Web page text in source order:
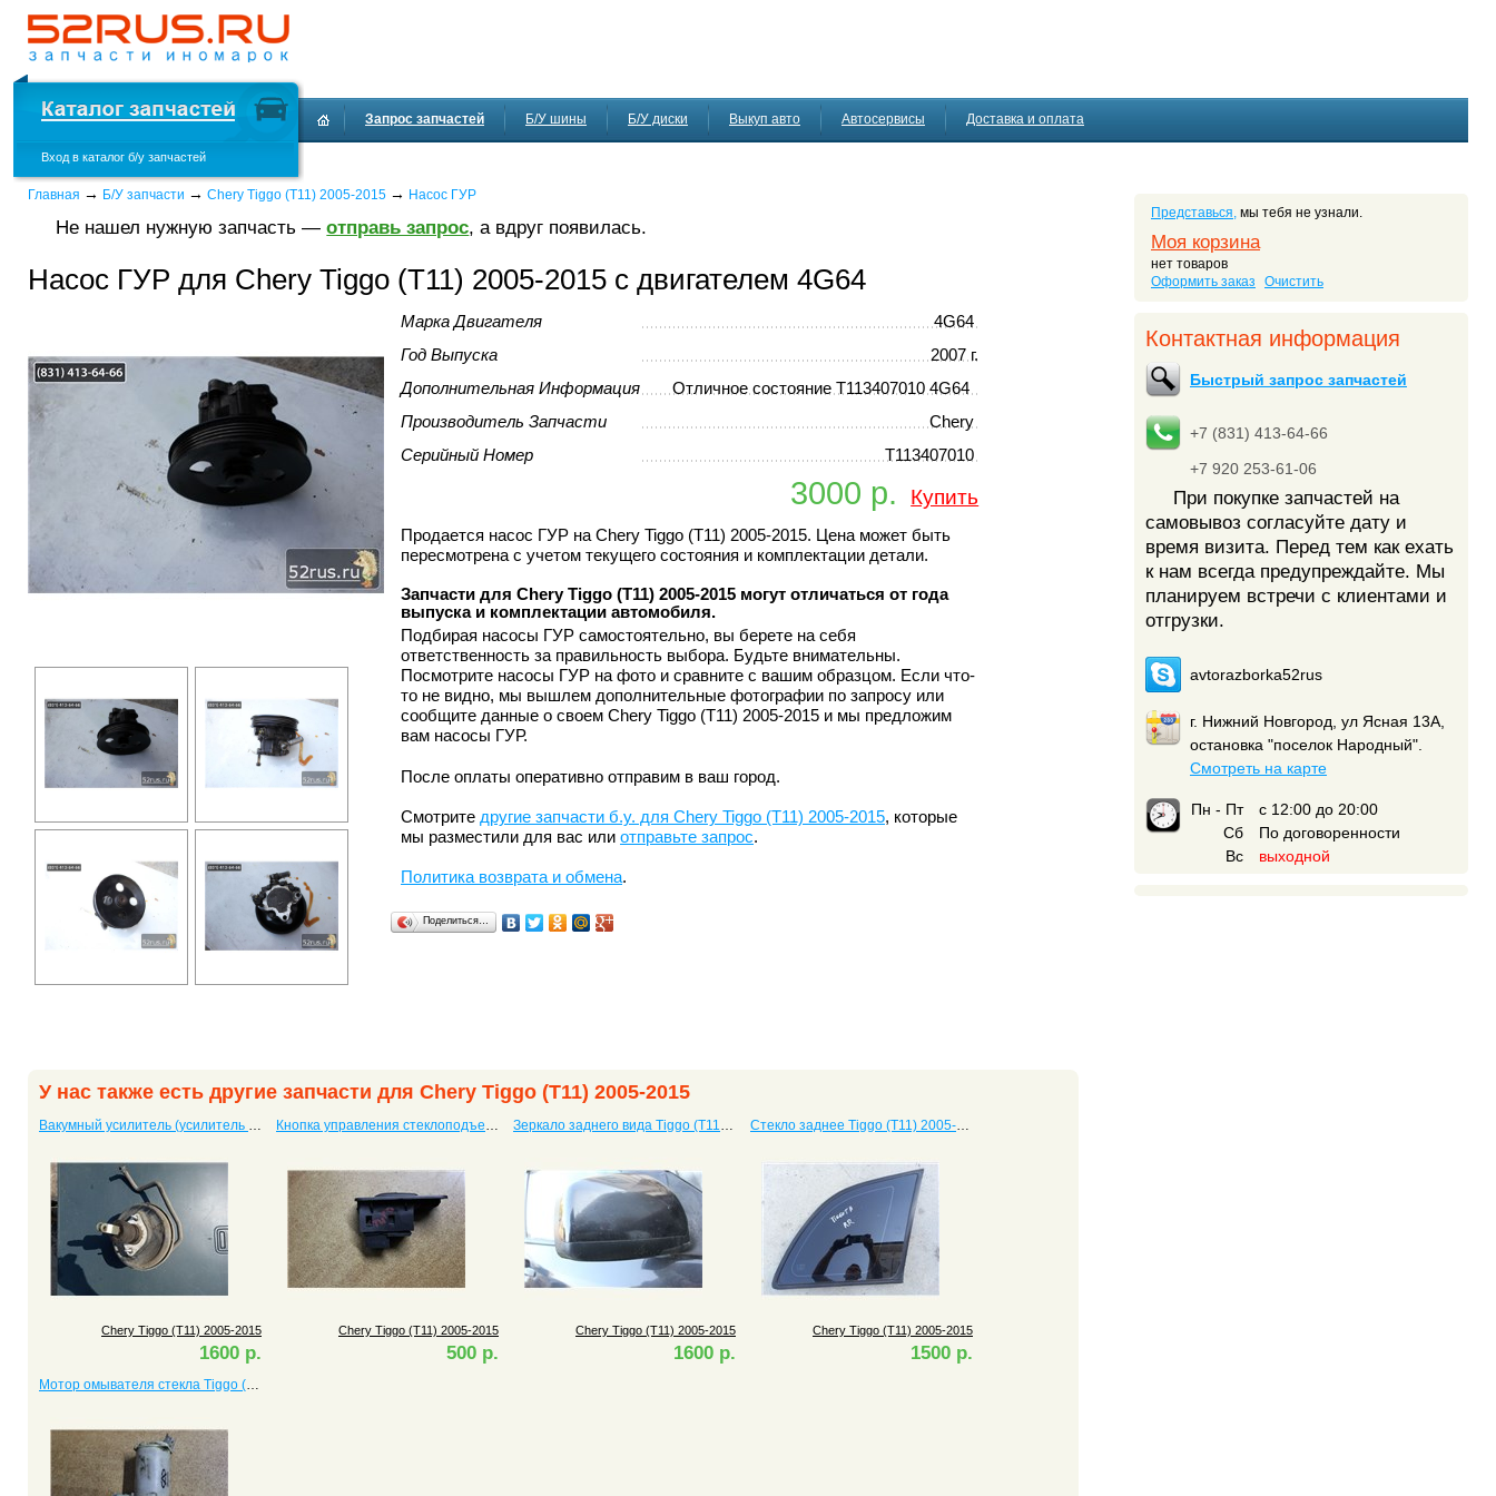
Вход в каталог б/у запчастей
Запрос запчастей Б/У шины Б/У диски Выкуп авто Автосервисы Доставка и оплата
Представься, мы тебя не узнали.
Моя корзина
нет товаров
Оформить заказ
Очистить
Контактная информация
Быстрый запрос запчастей
+7 (831) 413-64-66
+7 920 253-61-06
При покупке запчастей на
самовывоз согласуйте дату и
время визита. Перед тем как ехать
к нам всегда предупреждайте. Мы
планируем встречи с клиентами и
отгрузки.
avtorazborka52rus
г. Нижний Новгород, ул Ясная 13А,
остановка "поселок Народный".
Смотреть на карте
Пн - Пт
с 12:00 до 20:00
Сб
По договоренности
Вс
выходной
Главная → Б/У запчасти → Chery Tiggo (T11) 2005-2015 → Насос ГУР
Не нашел нужную запчасть —отправь запрос, а вдруг появилась.
Насос ГУР для Chery Tiggo (T11) 2005-2015 с двигателем 4G64
Марка Двигателя
4G64
Год Выпуска
2007 г.
Дополнительная Информация
Отличное состояние T113407010 4G64
Производитель Запчасти
Сhery
Серийный Номер
T113407010
3000 р. Купить
Продается насос ГУР на Chery Tiggo (T11) 2005-2015. Цена может быть
пересмотрена с учетом текущего состояния и комплектации детали.
Запчасти для Chery Tiggo (T11) 2005-2015 могут отличаться от года
выпуска и комплектации автомобиля.
Подбирая насосы ГУР самостоятельно, вы берете на себя
ответственность за правильность выбора. Будьте внимательны.
Посмотрите насосы ГУР на фото и сравните с вашим образцом. Если что-
то не видно, мы вышлем дополнительные фотографии по запросу или
сообщите данные о своем Chery Tiggo (T11) 2005-2015 и мы предложим
вам насосы ГУР.
После оплаты оперативно отправим в ваш город.
Смотрите другие запчасти б.у. для Chery Tiggo (T11) 2005-2015, которые
мы разместили для вас или отправьте запрос.
Политика возврата и обмена.
Поделиться…
У нас также есть другие запчасти для Chery Tiggo (T11) 2005-2015
Вакумный усилитель (усилитель тормоза) Tiggo (T11) 2005-2015
Chery Tiggo (T11) 2005-2015
1600 р.
Кнопка управления стеклоподъемником Tiggo (T11) 2005-2015
Chery Tiggo (T11) 2005-2015
500 р.
Зеркало заднего вида Tiggo (T11) 2005-2015
Chery Tiggo (T11) 2005-2015
1600 р.
Стекло заднее Tiggo (T11) 2005-2015
Chery Tiggo (T11) 2005-2015
1500 р.
Мотор омывателя стекла Tiggo (T11) 2005-2015